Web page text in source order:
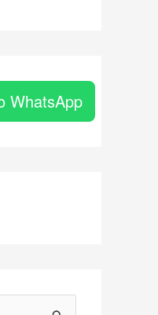
WhatsApp